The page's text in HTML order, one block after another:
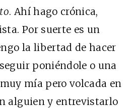
. Ahí hago crónica,
Por suerte es un
la libertad de hacer
poniéndole o una
mía pero volcada en
alguien y entrevistarlo